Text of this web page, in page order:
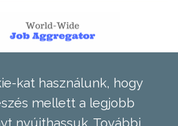
kat használunk, hogy
mellett a legjobb
nyújthassuk. További